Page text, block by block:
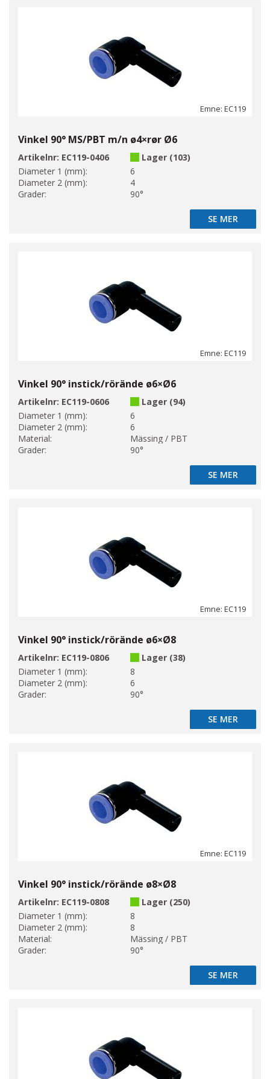
Emne: EC119
Vinkel 90° MS/PBT m/n ø4×rør Ø6
Artikelnr: EC119-0406
Lager (103)
Diameter 1 (mm):
6
Diameter 2 (mm):
4
Grader:
90°
SE MER
SE MER
Emne: EC119
Vinkel 90° instick/rörände ø6×Ø6
Artikelnr: EC119-0606
Lager (94)
Diameter 1 (mm):
6
Diameter 2 (mm):
6
Material:
Mässing / PBT
Grader:
90°
SE MER
SE MER
Emne: EC119
Vinkel 90° instick/rörände ø6×Ø8
Artikelnr: EC119-0806
Lager (38)
Diameter 1 (mm):
8
Diameter 2 (mm):
6
Grader:
90°
SE MER
SE MER
Emne: EC119
Vinkel 90° instick/rörände ø8×Ø8
Artikelnr: EC119-0808
Lager (250)
Diameter 1 (mm):
8
Diameter 2 (mm):
8
Material:
Mässing / PBT
Grader:
90°
SE MER
SE MER